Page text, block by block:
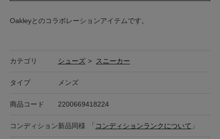
Oakleyとのコラボレーションアイテムです。
カテゴリ シューズ > スニーカー
タイプ メンズ
商品コード 2200669418224
コンディション新品同様 「 コンディションランクについて 」